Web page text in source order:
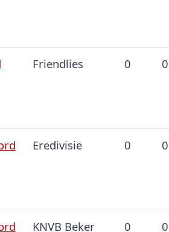
Friendlies 0 0
Eredivisie 0 0
KNVB Beker 0 0